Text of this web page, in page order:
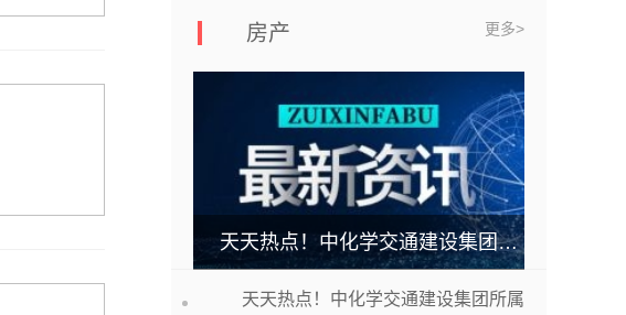
房产 更多>
天天热点！中化学交通建设集团所属第三工程公司 养护项目部S1济聊高速德州段路面修复 养护工程项目开工
天天热点！中化学交通建设集团所属